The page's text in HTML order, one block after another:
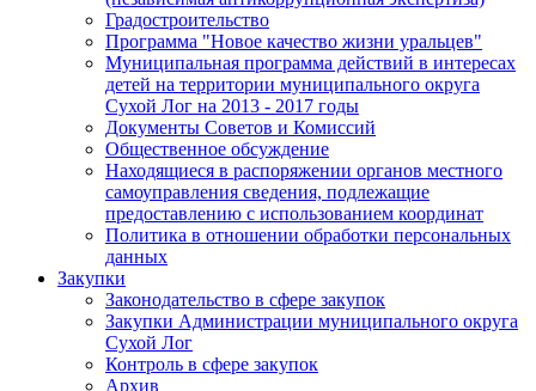
Градостроительство
Программа "Новое качество жизни уральцев"
Муниципальная программа действий в интересах
детей на территории муниципального округа
Сухой Лог на 2013 - 2017 годы
Документы Советов и Комиссий
Общественное обсуждение
Находящиеся в распоряжении органов местного
самоуправления сведения, подлежащие
предоставлению с использованием координат
Политика в отношении обработки персональных
данных
Закупки
Законодательство в сфере закупок
Закупки Администрации муниципального округа
Сухой Лог
Контроль в сфере закупок
Архив